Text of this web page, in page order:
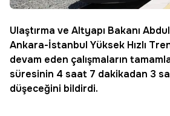
Ulaştırma ve Altyapı Bakanı
Ankara-İstanbul Yüksek Hızlı
devam eden çalışmaların
süresinin 4 saat 7 dakikadan 3
düşeceğini bildirdi.